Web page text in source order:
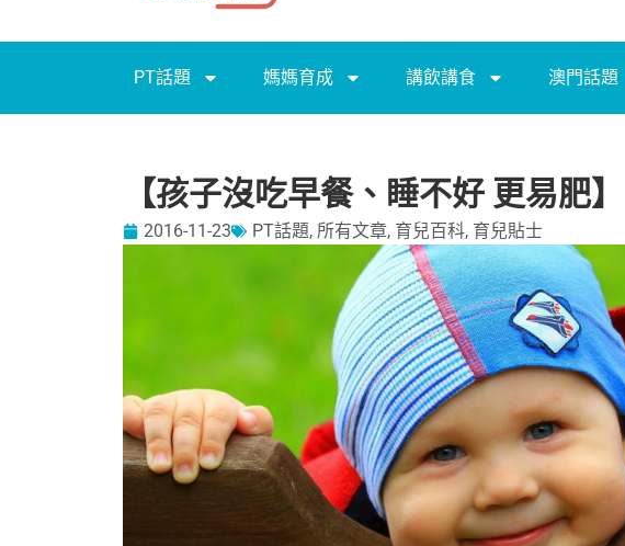
PT話題 媽媽育成 講飲講食 澳門話題
【孩子沒吃早餐、睡不好 更易肥】
2016-11-23 PT話題, 所有文章, 育兒百科, 育兒貼士